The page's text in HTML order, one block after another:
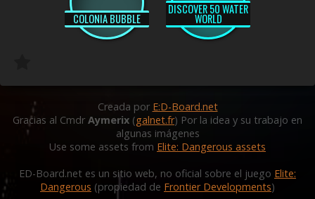
COLONIA BUBBLE
DISCOVER 50 WATER
WORLD
Creada por E:D-Board.net
Gracias al Cmdr Aymerix (galnet.fr) Por la idea y su trabajo en
algunas imágenes
Use some assets from Elite: Dangerous assets
ED-Board.net es un sitio web, no oficial sobre el juego Elite:
Dangerous (propiedad de Frontier Developments)